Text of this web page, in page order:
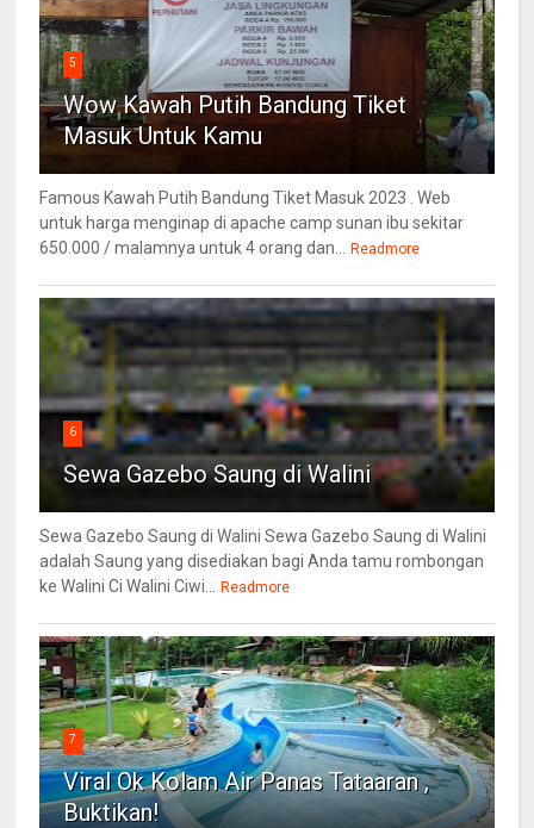
5
Wow Kawah Putih Bandung Tiket
Masuk Untuk Kamu
Famous Kawah Putih Bandung Tiket Masuk 2023 . Web
untuk harga menginap di apache camp sunan ibu sekitar
650.000 / malamnya untuk 4 orang dan...
Readmore
6
Sewa Gazebo Saung di Walini
Sewa Gazebo Saung di Walini Sewa Gazebo Saung di Walini
adalah Saung yang disediakan bagi Anda tamu rombongan
ke Walini Ci Walini Ciwi...
Readmore
7
Viral Ok Kolam Air Panas Tataaran ,
Buktikan!